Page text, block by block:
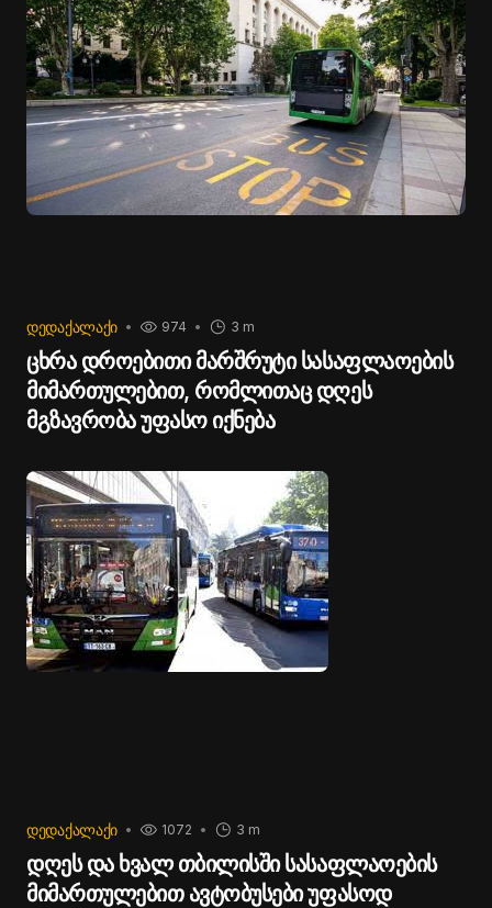
ᲓᲔᲓᲐᲥᲐᲚᲐᲥᲘ 3 m
974
ცხრა დროებითი მარშრუტი სასაფლაოების
მიმართულებით, რომლითაც დღეს
მგზავრობა უფასო იქნება
ᲓᲔᲓᲐᲥᲐᲚᲐᲥᲘ 3 m
1072
დღეს და ხვალ თბილისში სასაფლაოების
მიმართულებით ავტობუსები უფასოდ